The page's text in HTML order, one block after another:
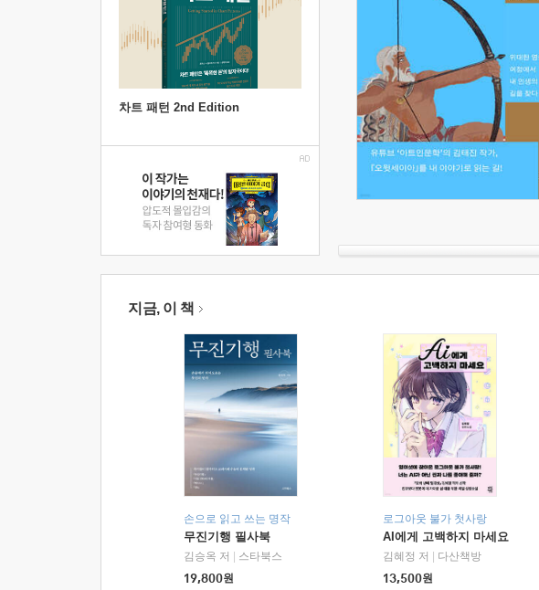
차트 패턴 2nd Edition
지금, 이 책
손으로 읽고 쓰는 명작
무진기행 필사북
김승옥 저
스타북스
19,800원
로그아웃 불가 첫사랑
AI에게 고백하지 마세요
김혜정 저
다산책방
13,500원